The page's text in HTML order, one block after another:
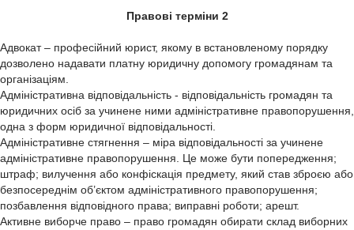
Правові терміни 2
Адвокат – професійний юрист, якому в встановленому порядку
дозволено надавати платну юридичну допомогу громадянам та
організаціям.
Адміністративна відповідальність - відповідальність громадян та
юридичних осіб за учинене ними адміністративне правопорушення,
одна з форм юридичної відповідальності.
Адміністративне стягнення – міра відповідальності за учинене
адміністративне правопорушення. Це може бути попередження;
штраф; вилучення або конфіскація предмету, який став зброєю або
безпосереднім об’єктом адміністративного правопорушення;
позбавлення відповідного права; виправні роботи; арешт.
Активне виборче право – право громадян обирати склад виборних